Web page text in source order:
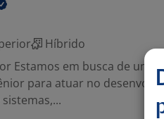
Híbrido
Estamos em busca de um(a)
para atuar no